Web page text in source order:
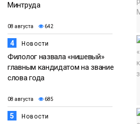
Минтруда
08 августа 642
4 Новости
Филолог назвала «нишевый»
главным кандидатом на звание
слова года
08 августа 685
5 Новости